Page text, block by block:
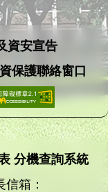
資安宣告
保護聯絡窗口
分機查詢系統
箱：